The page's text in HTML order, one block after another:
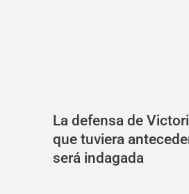
La defensa de
que tuviera
será indagada